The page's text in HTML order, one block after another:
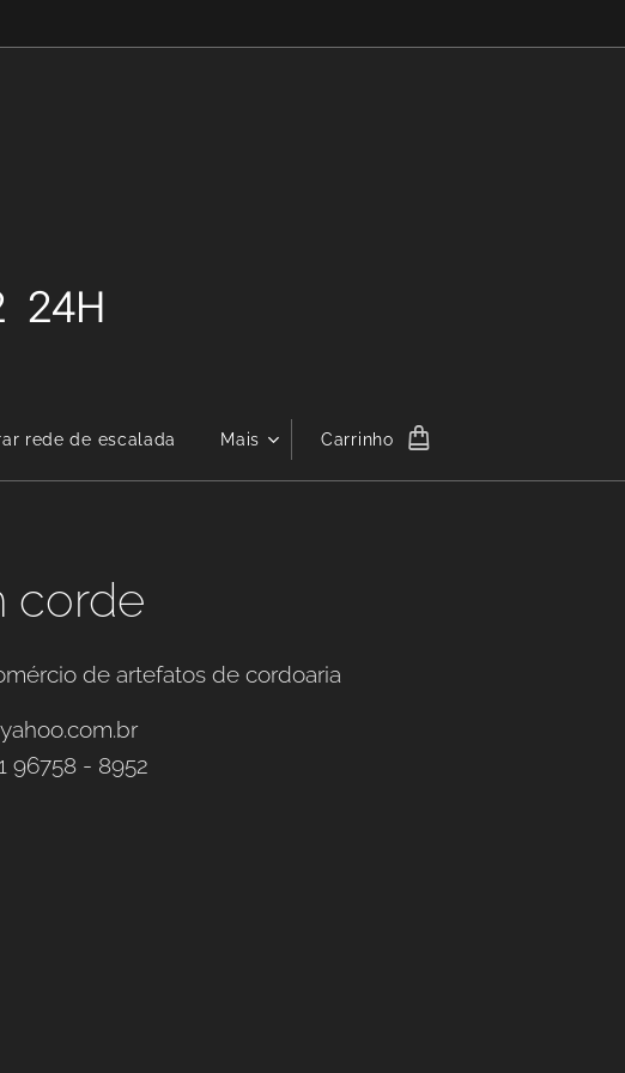
24H
rede de escalada Mais Carrinho
corde
de artefatos de cordoaria
96758 - 8952